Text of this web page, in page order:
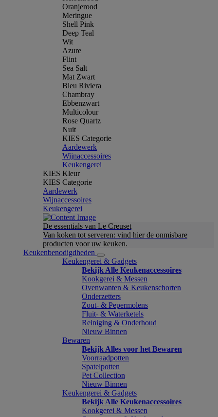
Oranjerood
Meringue
Shell Pink
Deep Teal
Wit
Azure
Flint
Sea Salt
Mat Zwart
Bleu Riviera
Chambray
Ebbenzwart
Multicolour
Rose Quartz
Nuit
KIES Categorie
Aardewerk
Wijnaccessoires
Keukengerei
KIES Kleur
KIES Categorie
Aardewerk
Wijnaccessoires
Keukengerei
De essentials van Le Creuset
Van koken tot serveren: vind hier de onmisbare
producten voor uw keuken.
Keukenbenodigdheden
Keukengerei & Gadgets
Bekijk Alle Keukenaccessoires
Kookgerei & Messen
Ovenwanten & Keukenschorten
Onderzetters
Zout- & Pepermolens
Fluit- & Waterketels
Reiniging & Onderhoud
Nieuw Binnen
Bewaren
Bekijk Alles voor het Bewaren
Voorraadpotten
Spatelpotten
Pet Collection
Nieuw Binnen
Keukengerei & Gadgets
Bekijk Alle Keukenaccessoires
Kookgerei & Messen